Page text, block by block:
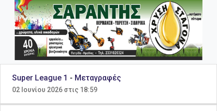
Super League 1 - Μεταγραφές
02 Ιουνίου 2026 στις 18:59